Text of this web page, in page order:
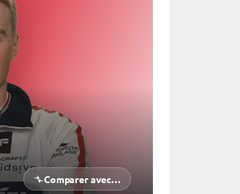
Comparer avec…